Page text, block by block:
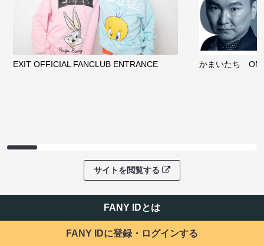
EXIT OFFICIAL FANCLUB ENTRANCE かまいたち
サイトを閲覧する
FANY IDとは
FANY IDに登録・ログインする